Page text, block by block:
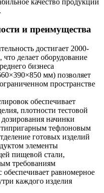
и преимущества
достигает 2000-
делает оборудование
бизнеса
мм) позволяет
пространстве
обеспечивает
плотности тестовой
начинки
тефлоновым
готовых изделий
элементы
пищевой стали,
требованиям
равномерное
каждого изделия